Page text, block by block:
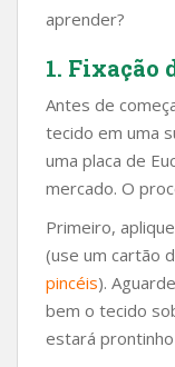
aprender?
1. Fixação
Antes de
tecido em uma
uma placa de
mercado. O
Primeiro,
(use um cartão
pincéis).
bem o tecido
estará